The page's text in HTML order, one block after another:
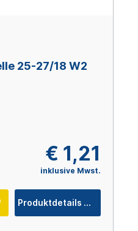
25-27/18 W2
€ 1,21
inklusive Mwst.
Produktdetails